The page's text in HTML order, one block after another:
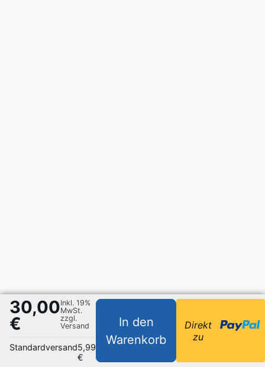
30,00
€
Inkl. 19%
MwSt.
zzgl.
Versand
Standardversand5,99
€
In den
Warenkorb
Direkt
zu